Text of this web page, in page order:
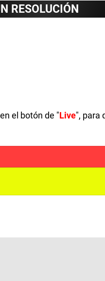
RESOLUCIÓN
el botón de "Live", para